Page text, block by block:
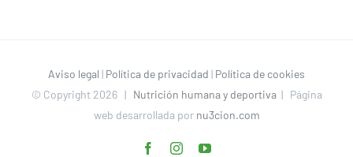
Aviso legal | Política de privacidad | Política de cookies
© Copyright 2026 | Nutrición humana y deportiva| Página
web desarrollada por nu3cion.com
FacebookInstagramYouTube